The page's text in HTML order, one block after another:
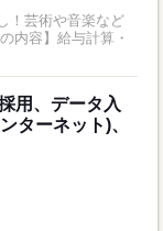
！芸術や音楽など
内容】給与計算・
用、データ入
ターネット)、